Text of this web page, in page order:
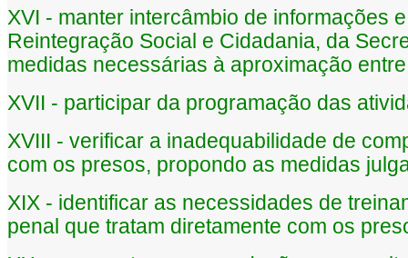
XVI - manter intercâmbio de informações
Reintegração Social e Cidadania, da
medidas necessárias à aproximação
XVII - participar da programação das
XVIII - verificar a inadequabilidade de
com os presos, propondo as medidas
XIX - identificar as necessidades de
penal que tratam diretamente com os